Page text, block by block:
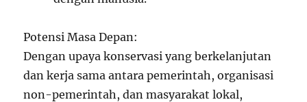
Potensi Masa Depan:
Dengan upaya konservasi yang berkelanjutan
dan kerja sama antara pemerintah, organisasi
non-pemerintah, dan masyarakat lokal,